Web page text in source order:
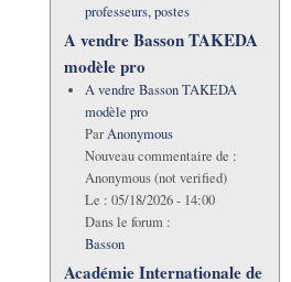
professeurs, postes
A vendre Basson TAKEDA
modèle pro
A vendre Basson TAKEDA
modèle pro
ParAnonymous
Nouveau commentaire de :
Anonymous (not verified)
Le : 05/18/2026 - 14:00
Dans le forum :
Basson
Académie Internationale de